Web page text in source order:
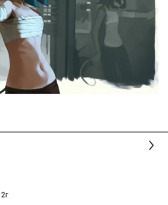
2г